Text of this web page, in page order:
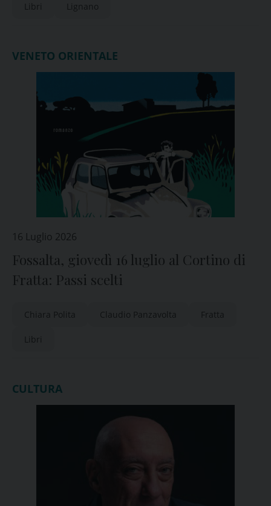
Libri Lignano
VENETO ORIENTALE
16 Luglio 2026
Fossalta, giovedì 16 luglio al Cortino di
Fratta: Passi scelti
Chiara Polita Claudio Panzavolta Fratta
Libri
CULTURA